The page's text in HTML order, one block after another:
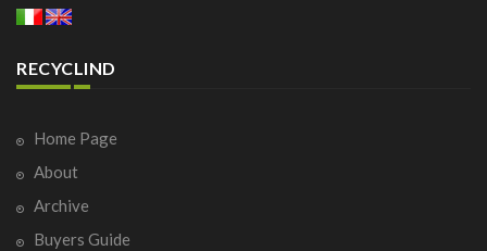
RECYCLIND
Home Page
About
Archive
Buyers Guide